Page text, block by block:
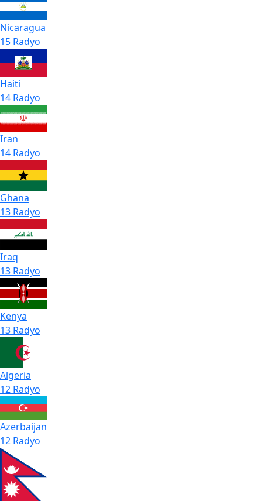
Nicaragua
15 Radyo
Haiti
14 Radyo
Iran
14 Radyo
Ghana
13 Radyo
Iraq
13 Radyo
Kenya
13 Radyo
Algeria
12 Radyo
Azerbaijan
12 Radyo